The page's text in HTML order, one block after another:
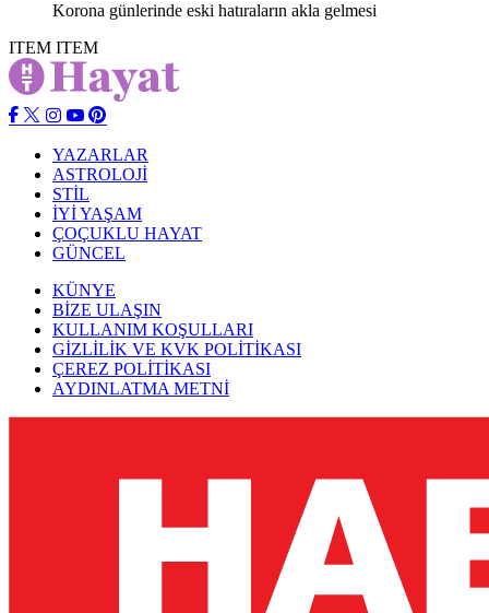
Korona günlerinde eski hatıraların akla gelmesi
ITEM ITEM
YAZARLAR
ASTROLOJİ
STİL
İYİ YAŞAM
ÇOÇUKLU HAYAT
GÜNCEL
KÜNYE
BİZE ULAŞIN
KULLANIM KOŞULLARI
GİZLİLİK VE KVK POLİTİKASI
ÇEREZ POLİTİKASI
AYDINLATMA METNİ